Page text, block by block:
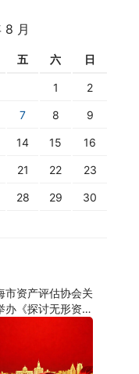
8 月
五 六 日
1 2
7 8 9
14 15 16
21 22 23
28 29 30
市资产评估协会关
办《探讨无形资
资质对企业价值的
的通知